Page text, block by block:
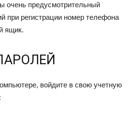
очень предусмотрительный
при регистрации номер телефона
ящик.
войдите в свою учетную